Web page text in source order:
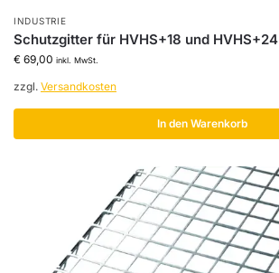
INDUSTRIE
Schutzgitter für HVHS+18 und HVHS+24
€ 69,00 inkl. MwSt.
zzgl. Versandkosten
In den Warenkorb